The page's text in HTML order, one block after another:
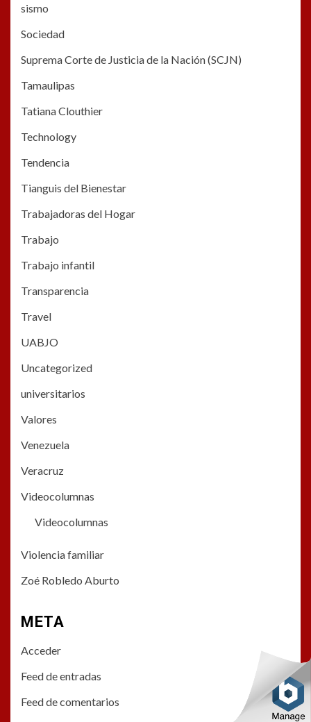
sismo
Sociedad
Suprema Corte de Justicia de la Nación (SCJN)
Tamaulipas
Tatiana Clouthier
Technology
Tendencia
Tianguis del Bienestar
Trabajadoras del Hogar
Trabajo
Trabajo infantil
Transparencia
Travel
UABJO
Uncategorized
universitarios
Valores
Venezuela
Veracruz
Videocolumnas
Videocolumnas
Violencia familiar
Zoé Robledo Aburto
META
Acceder
Feed de entradas
Feed de comentarios